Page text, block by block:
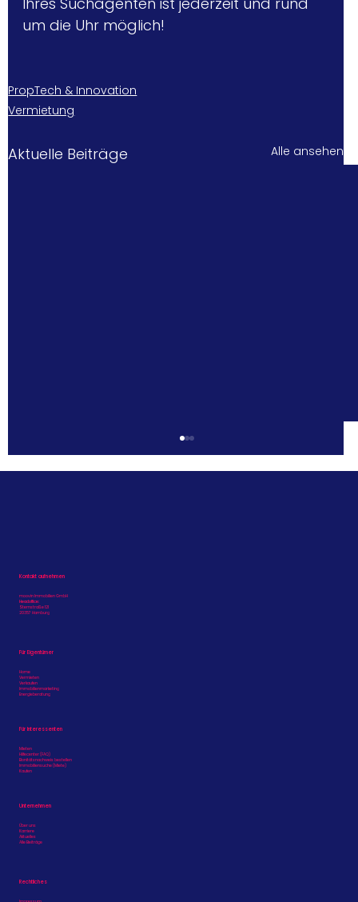
um die Uhr möglich!
PropTech & Innovation
Vermietung
Aktuelle Beiträge Alle ansehen
Immobilienportfolios zentral
Kontakt aufnehmen
moovin Immobilien GmbH
Headoffice:
Sternstraße 121
20357 Hamburg
Für Eigentümer
Home
Vermieten
Verkaufen
Immobilienmarketing
Energieberatung
Für Interessenten
Mieten
Hilfecenter (FAQ)
Bonitätsnachweis bestellen
Immobiliensuche (Miete)
Kaufen
Unternehmen
Über uns
Karriere
Aktuelles
Alle Beiträge
Rechtliches